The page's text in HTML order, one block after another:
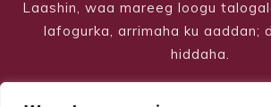
Laashin, waa mareeg loogu
lafogurka, arrimaha ku aaddan;
hiddaha.